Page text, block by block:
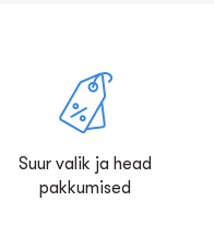
Suur valik ja head
pakkumised